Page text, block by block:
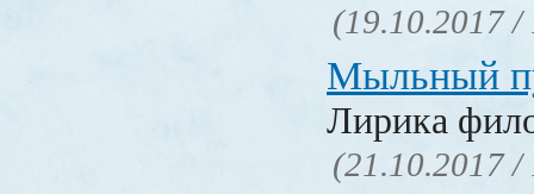
(19.10.2017 /
Мыльный
Лирика
(21.10.2017 /